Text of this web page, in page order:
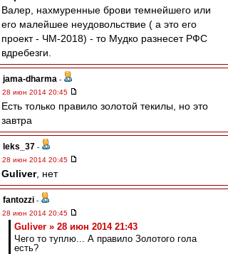
Валер, нахмуренные брови темнейшего или
его малейшее неудовольствие ( а это его
проект - ЧМ-2018) - то Мудко разнесет РФС
вдребезги.
jama-dharma -
28 июн 2014 20:45
Есть только правило золотой текилы, но это
завтра
leks_37 -
28 июн 2014 20:45
Guliver, нет
fantozzi -
28 июн 2014 20:45
Guliver » 28 июн 2014 21:43
Чего то туплю... А правило Золотого гола
есть?